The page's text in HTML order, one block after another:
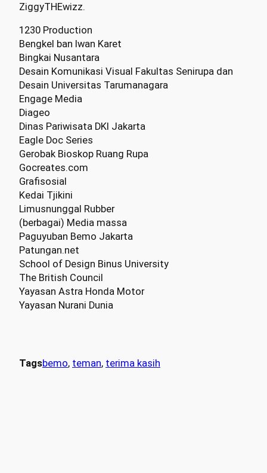
ZiggyTHEwizz.
1230 Production
Bengkel ban Iwan Karet
Bingkai Nusantara
Desain Komunikasi Visual Fakultas Senirupa dan
Desain Universitas Tarumanagara
Engage Media
Diageo
Dinas Pariwisata DKI Jakarta
Eagle Doc Series
Gerobak Bioskop Ruang Rupa
Gocreates.com
Grafisosial
Kedai Tjikini
Limusnunggal Rubber
(berbagai) Media massa
Paguyuban Bemo Jakarta
Patungan.net
School of Design Binus University
The British Council
Yayasan Astra Honda Motor
Yayasan Nurani Dunia
Tagsbemo, teman, terima kasih